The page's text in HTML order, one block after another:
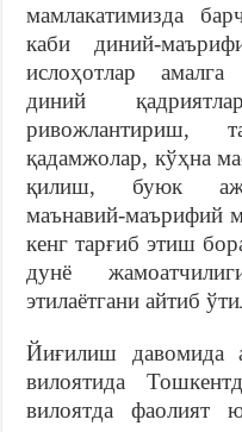
мамлакатимизда
каби диний-
ислоҳотлар амалга
диний
ривожлантириш,
қадамжолар, кўҳна
қилиш, буюк
маънавий-маърифий
кенг тарғиб этиш
дунё
этилаётгани айтиб
Йиғилиш давомида
вилоятида
вилоятда фаолият